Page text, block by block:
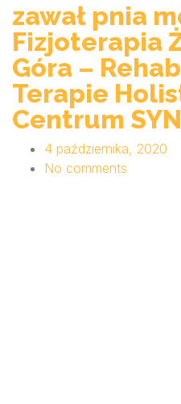
zawał pnia
Fizjoterapia
Góra –
Terapie
Centrum
4 października, 2020
No comments